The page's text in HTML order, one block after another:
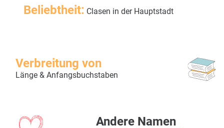
Beliebtheit: Clasen in der Hauptstadt
Verbreitung von
Länge & Anfangsbuchstaben
Andere Namen